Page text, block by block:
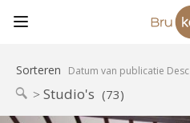
Sorteren Datum van publicatie Desc
Studio's (73)